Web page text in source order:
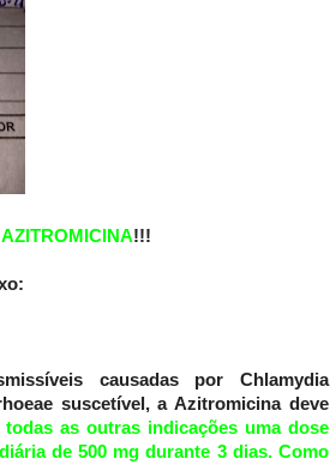
!!!
causadas por Chlamydia
suscetível, a Azitromicina deve
todas as outras indicações uma dose
de 500 mg durante 3 dias. Como